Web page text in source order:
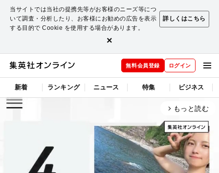
当サイトでは当社の提携先等がお客様のニーズ等につ
いて調査・分析したり、お客様にお勧めの広告を表示
する目的で Cookie を使用する場合があります。
詳しくはこちら
×
無料会員登録 ログイン
新着 ランキング ニュース 特集 ビジネス
arrow_forward_ios もっと読む